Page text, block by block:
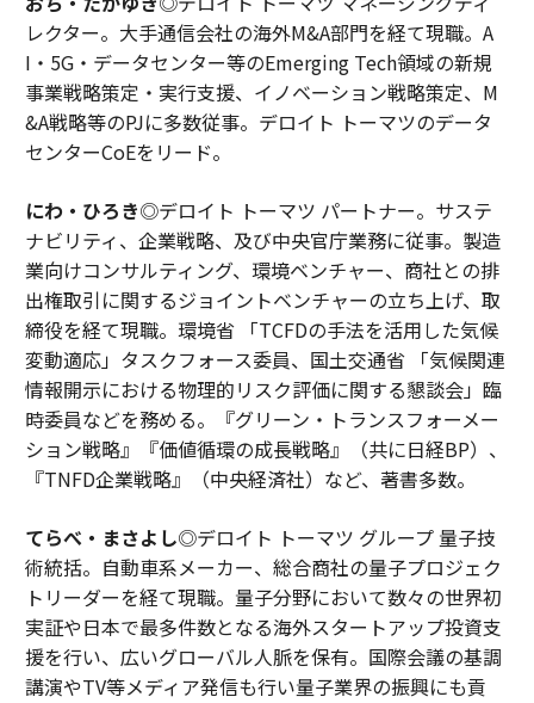
レクター。大手通信会社の海外M&A部門を経て現職。A
I・5G・データセンター等のEmerging Tech領域の新規
事業戦略策定・実行支援、イノベーション戦略策定、M
&A戦略等のPJに多数従事。デロイト トーマツのデータ
センターCoEをリード。
にわ・ひろき◎デロイト トーマツ パートナー。サステ
ナビリティ、企業戦略、及び中央官庁業務に従事。製造
業向けコンサルティング、環境ベンチャー、商社との排
出権取引に関するジョイントベンチャーの立ち上げ、取
締役を経て現職。環境省 「TCFDの手法を活用した気候
変動適応」タスクフォース委員、国土交通省 「気候関連
情報開示における物理的リスク評価に関する懇談会」臨
時委員などを務める。『グリーン・トランスフォーメー
ション戦略』『価値循環の成長戦略』（共に日経BP）、
『TNFD企業戦略』（中央経済社）など、著書多数。
てらべ・まさよし◎デロイト トーマツ グループ 量子技
術統括。自動車系メーカー、総合商社の量子プロジェク
トリーダーを経て現職。量子分野において数々の世界初
実証や日本で最多件数となる海外スタートアップ投資支
援を行い、広いグローバル人脈を保有。国際会議の基調
講演やTV等メディア発信も行い量子業界の振興にも貢